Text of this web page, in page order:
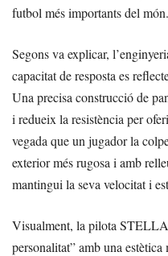
futbol més importants del món.
Segons va explicar,
capacitat de resposta es
Una precisa construcció de
i redueix la resistència per
vegada que un jugador la
exterior més rugosa i amb
mantingui la seva velocitat i
Visualment, la pilota
personalitat” amb una